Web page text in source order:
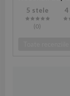
5 stele
(0)